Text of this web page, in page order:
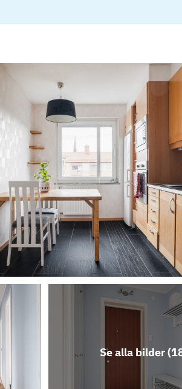
Se alla bilder (